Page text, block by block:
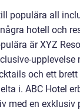
populära all
hotell och
är XYZ
upplevelse
och ett
i. ABC Hotel
med en exklusiv